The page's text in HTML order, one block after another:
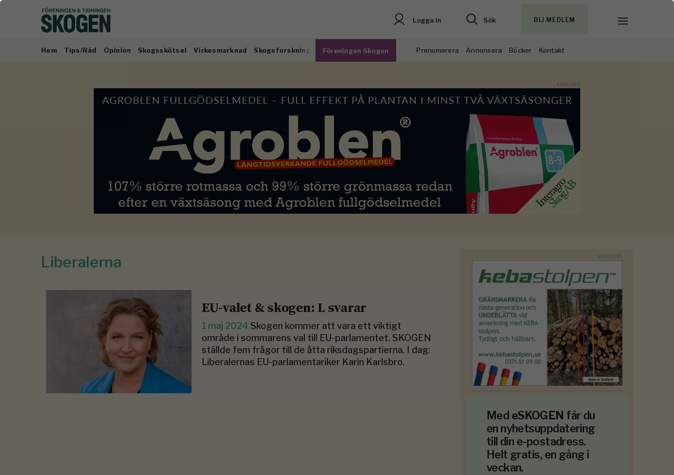
Logga in Sök BLI MEDLEM
Hem Tips/Råd Opinion Skogsskötsel Virkesmarknad Skogsforskning Föreningen Skogen Prenumerera Annonsera Böcker Kontakt
Liberalerna
EU-valet & skogen: L svarar
1 maj 2024 Skogen kommer att vara ett viktigt
område i sommarens val till EU-parlamentet. SKOGEN
ställde fem frågor till de åtta riksdagspartierna. I dag:
Liberalernas EU-parlamentariker Karin Karlsbro.
Med eSKOGEN får du
en nyhetsuppdatering
till din e-postadress.
Helt gratis, en gång i
veckan.